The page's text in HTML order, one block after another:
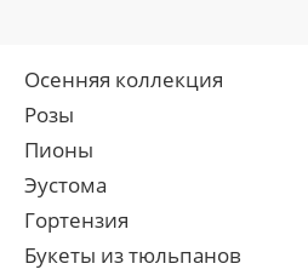
Осенняя коллекция
Розы
Пионы
Эустома
Гортензия
Букеты из тюльпанов